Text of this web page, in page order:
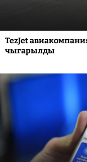
TezJet
чыгарылды